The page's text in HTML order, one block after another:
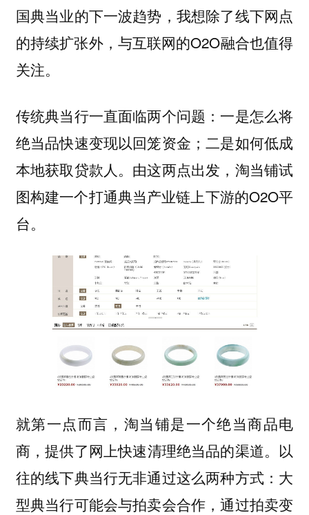
国典当业的下一波趋势，我想除了线下网点
的持续扩张外，与互联网的O2O融合也值得
关注。
传统典当行一直面临两个问题：一是怎么将
绝当品快速变现以回笼资金；二是如何低成
本地获取贷款人。由这两点出发，淘当铺试
图构建一个打通典当产业链上下游的O2O平
台。
就第一点而言，淘当铺是一个绝当商品电
商 ，提供了网上快速清理绝当品的渠道。以
往的线下典当行无非通过这么两种方式：大
型典当行可能会与拍卖会合作，通过拍卖变